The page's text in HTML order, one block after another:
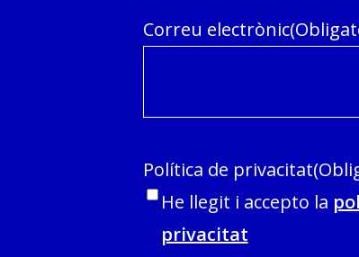
Correu electrònic
Política de privacitat
He llegit i accepto la
privacitat